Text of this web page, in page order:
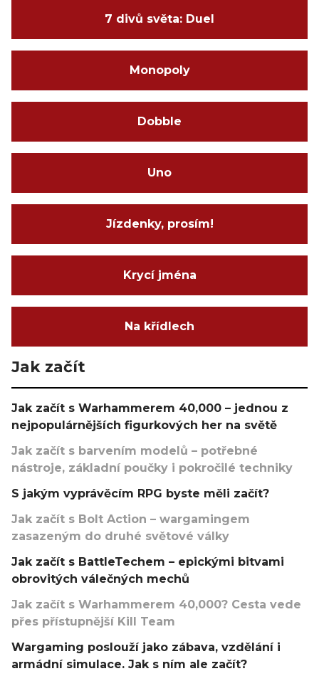
7 divů světa: Duel
Monopoly
Dobble
Uno
Jízdenky, prosím!
Krycí jména
Na křídlech
Jak začít
Jak začít s Warhammerem 40,000 – jednou z
nejpopulárnějších figurkových her na světě
Jak začít s barvením modelů – potřebné
nástroje, základní poučky i pokročilé techniky
S jakým vyprávěcím RPG byste měli začít?
Jak začít s Bolt Action – wargamingem
zasazeným do druhé světové války
Jak začít s BattleTechem – epickými bitvami
obrovitých válečných mechů
Jak začít s Warhammerem 40,000? Cesta vede
přes přístupnější Kill Team
Wargaming poslouží jako zábava, vzdělání i
armádní simulace. Jak s ním ale začít?